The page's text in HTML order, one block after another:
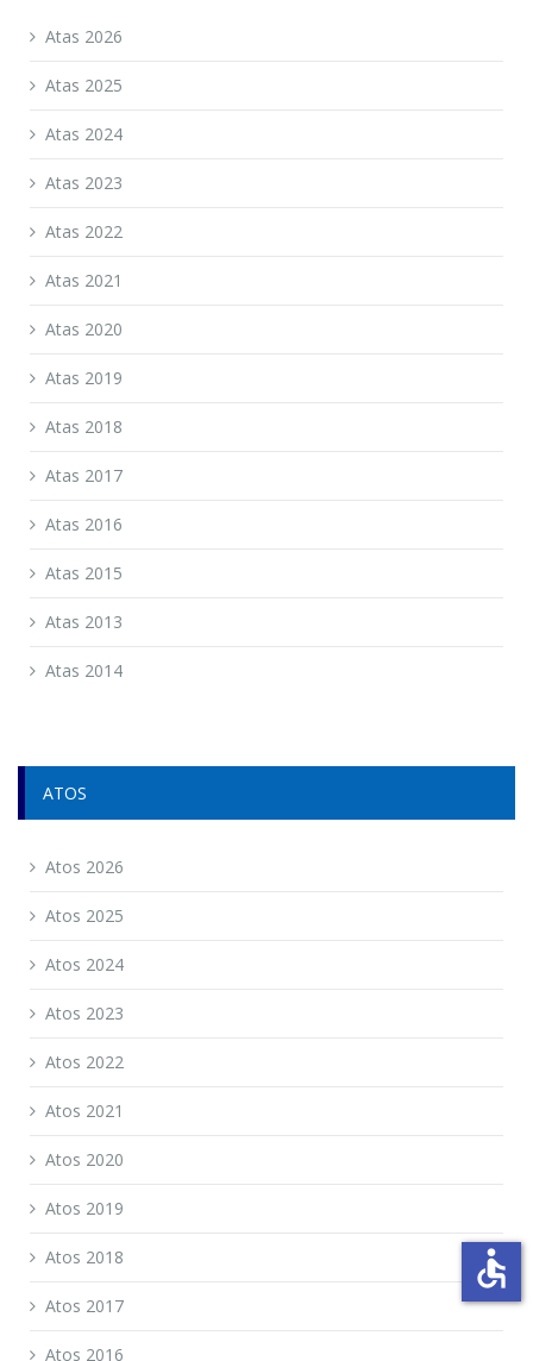
Atas 2026
Atas 2025
Atas 2024
Atas 2023
Atas 2022
Atas 2021
Atas 2020
Atas 2019
Atas 2018
Atas 2017
Atas 2016
Atas 2015
Atas 2013
Atas 2014
ATOS
Atos 2026
Atos 2025
Atos 2024
Atos 2023
Atos 2022
Atos 2021
Atos 2020
Atos 2019
Atos 2018
Atos 2017
Atos 2016
accessible